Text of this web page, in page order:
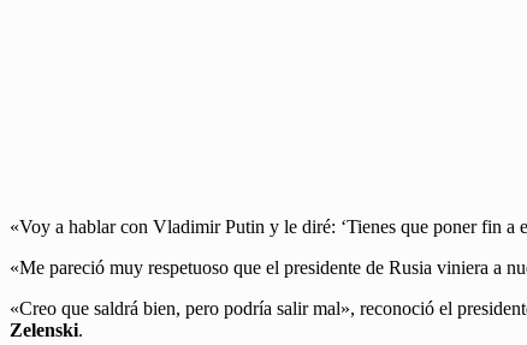
«Voy a hablar con Vladimir Putin y le diré: ‘Tienes que poner fin a
«Me pareció muy respetuoso que el presidente de Rusia viniera a
«Creo que saldrá bien, pero podría salir mal», reconoció el
Zelenski.